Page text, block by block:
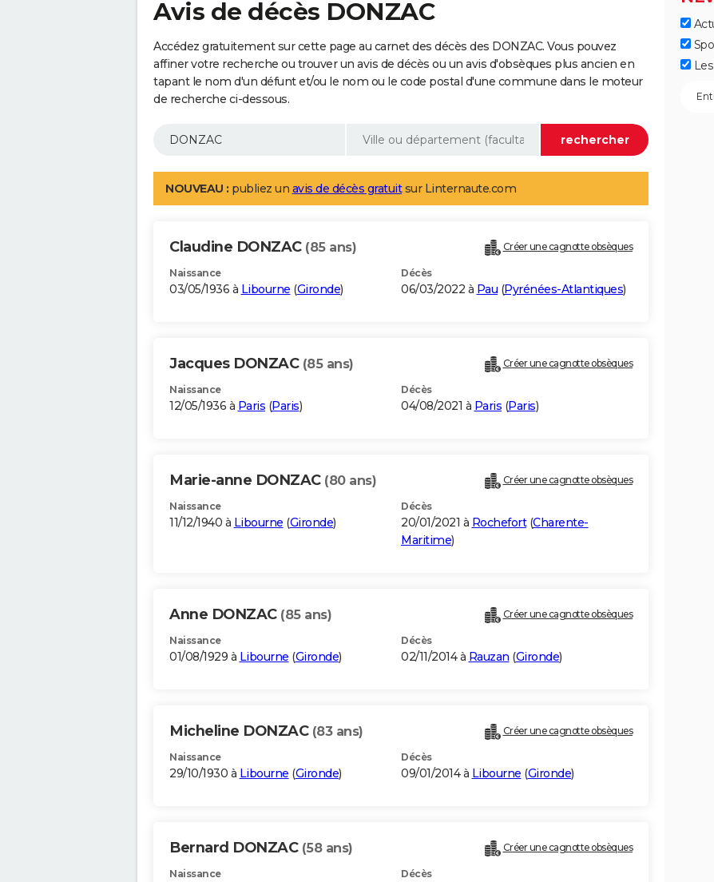
Avis de décès DONZAC
Accédez gratuitement sur cette page au carnet des décès des DONZAC. Vous pouvez
affiner votre recherche ou trouver un avis de décès ou un avis d'obsèques plus ancien en
tapant le nom d'un défunt et/ou le nom ou le code postal d'une commune dans le moteur
de recherche ci-dessous.
NOUVEAU : publiez un avis de décès gratuitsur Linternaute.com
Claudine DONZAC (85 ans) Créer une cagnotte obsèques
Naissance
03/05/1936 à Libourne (Gironde)
Décès
06/03/2022 à Pau (Pyrénées-Atlantiques)
Jacques DONZAC (85 ans) Créer une cagnotte obsèques
Naissance
12/05/1936 à Paris (Paris)
Décès
04/08/2021 à Paris (Paris)
Marie-anne DONZAC (80 ans) Créer une cagnotte obsèques
Naissance
11/12/1940 à Libourne (Gironde)
Décès
20/01/2021 à Rochefort(Charente-
Maritime)
Anne DONZAC (85 ans) Créer une cagnotte obsèques
Naissance
01/08/1929 à Libourne (Gironde)
Décès
02/11/2014 à Rauzan (Gironde)
Micheline DONZAC (83 ans) Créer une cagnotte obsèques
Naissance
29/10/1930 à Libourne (Gironde)
Décès
09/01/2014 à Libourne (Gironde)
Bernard DONZAC (58 ans) Créer une cagnotte obsèques
Naissance Décès